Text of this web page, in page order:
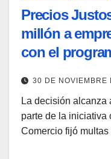
Precios
millón a
con el
30 DE NOVIEMBRE
La decisión alcanza
parte de la iniciativa
Comercio fijó